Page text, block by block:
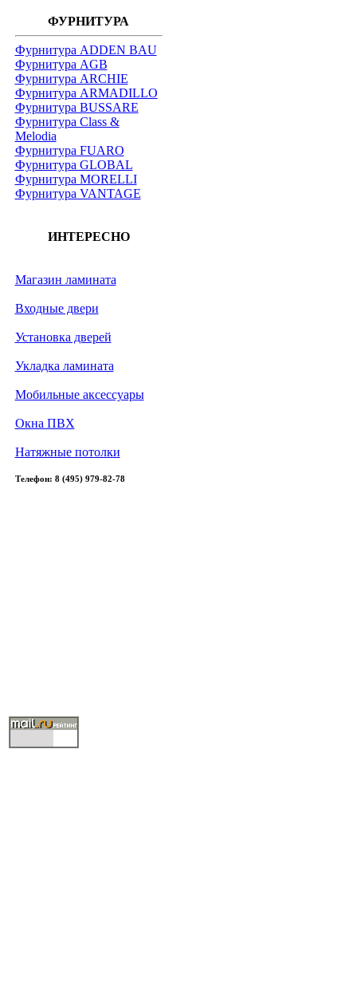
ФУРНИТУРА
Фурнитура ADDEN BAU
Фурнитура AGB
Фурнитура ARCHIE
Фурнитура ARMADILLO
Фурнитура BUSSARE
Фурнитура Class &
Melodia
Фурнитура FUARO
Фурнитура GLOBAL
Фурнитура MORELLI
Фурнитура VANTAGE
ИНТЕРЕСНО
Магазин ламината
Входные двери
Установка дверей
Укладка ламината
Мобильные аксессуары
Окна ПВХ
Натяжные потолки
Телефон: 8 (495) 979-82-78